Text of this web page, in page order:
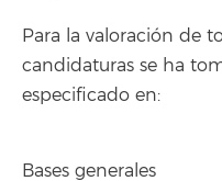
Para la valoración de
candidaturas se ha
especificado en:
Bases generales